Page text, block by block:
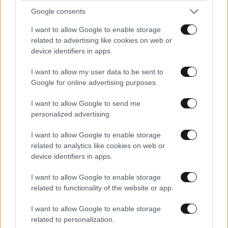
Google consents
I want to allow Google to enable storage
related to advertising like cookies on web or
device identifiers in apps.
I want to allow my user data to be sent to
Google for online advertising purposes.
I want to allow Google to send me
personalized advertising.
I want to allow Google to enable storage
related to analytics like cookies on web or
device identifiers in apps.
I want to allow Google to enable storage
related to functionality of the website or app.
I want to allow Google to enable storage
related to personalization.
όμως,αν το κατάλαβες η Ελλάδα δεν ανήκει στους
Έλληνες ή μήπως τρέφεις αυταπάτες?Δεν το πήρες
χαμπάρι ότι είσαι Έλληνας μόνο εκ καταγωγής κι όχι
επειδή κατέχεις τούτη δω τη χώρα?Αυτό που δεν
φτωχολογιά που μπορούν να της βάζουν χέρι κι όχι
κανένας μεγάλος,αυτό δεν μπορώ να το χωνέψω κι
ΝΗ.Αλλά για στάσου δεν σε καταλαβαίνω «αν δεν
πληρώσεις εσύ φόρο»,τι είμαι γω ρε η παχιά αγελάδα?
Ενάμισι χιλιάρικο το μήνα είναι η χρυσή πληρωμή που
μου κάνει η ελληνική πολιτεία για να δώσω σ'αυτή τη
κοινωνία και τη χώρα τρία παιδιά? Είναι πλούτος που
δισσεκατομύρια λόγω ανικανότητας των
κυβερνώντων?Ας πάνε στο βρόντο?Ελτασσος
πιπιλίζεις την κυβερνητική καραμέλα ή μου φαίνεται?
Κανενας φτωχός δεν θα πλήρωνε φόρο αν πλήρωναν